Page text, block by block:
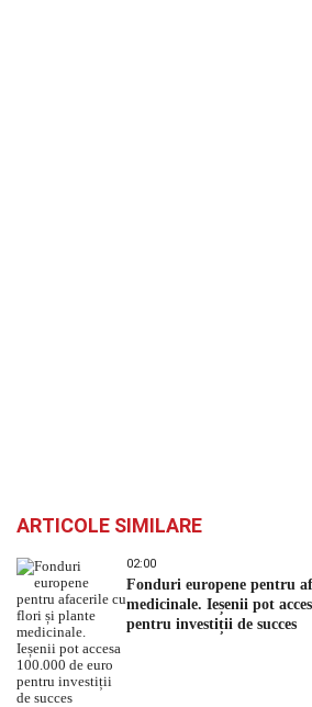
ARTICOLE SIMILARE
02:00
Fonduri europene pentru
medicinale. Ieșenii pot
pentru investiții de succes